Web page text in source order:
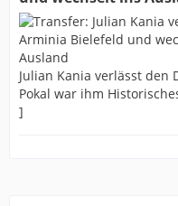
Julian Kania verlässt den
Pokal war ihm
]